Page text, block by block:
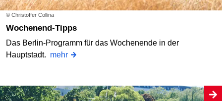
© Christoffer Collina
Wochenend-Tipps
Das Berlin-Programm für das Wochenende in der
Hauptstadt. mehr